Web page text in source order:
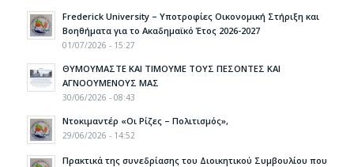
Frederick University – Υποτροφίες Οικονομική Στήριξη και
Βοηθήματα για το Ακαδημαϊκό Έτος 2026-2027
01/07/2026 - 15:27
ΘΥΜΟΥΜΑΣΤΕ ΚΑΙ ΤΙΜΟΥΜΕ ΤΟΥΣ ΠΕΣΟΝΤΕΣ ΚΑΙ
ΑΓΝΟΟΥΜΕΝΟΥΣ ΜΑΣ
30/06/2026 - 08:43
Ντοκιμαντέρ «Οι Ρίζες – Πολιτισμός»,
29/06/2026 - 14:52
Πρακτικά της συνεδρίασης του Διοικητικού Συμβουλίου που